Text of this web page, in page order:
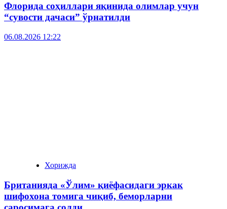
Флорида соҳиллари яқинида олимлар учун
“сувости дачаси” ўрнатилди
06.08.2026 12:22
Хорижда
Британияда «Ўлим» қиёфасидаги эркак
шифохона томига чиқиб, беморларни